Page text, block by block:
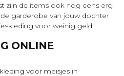
zijn de items ook nog eens erg
garderobe van jouw dochter
voor weinig geld.
ONLINE
voor meisjes in